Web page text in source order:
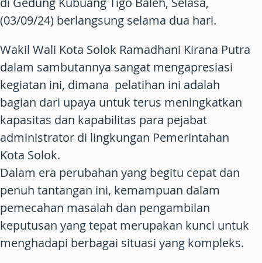
(03/09/24) berlangsung selama dua hari.
Wakil Wali Kota Solok Ramadhani Kirana Putra
dalam sambutannya sangat mengapresiasi
kegiatan ini, dimana pelatihan ini adalah
bagian dari upaya untuk terus meningkatkan
kapasitas dan kapabilitas para pejabat
administrator di lingkungan Pemerintahan
Kota Solok.
Dalam era perubahan yang begitu cepat dan
penuh tantangan ini, kemampuan dalam
pemecahan masalah dan pengambilan
keputusan yang tepat merupakan kunci untuk
menghadapi berbagai situasi yang kompleks.